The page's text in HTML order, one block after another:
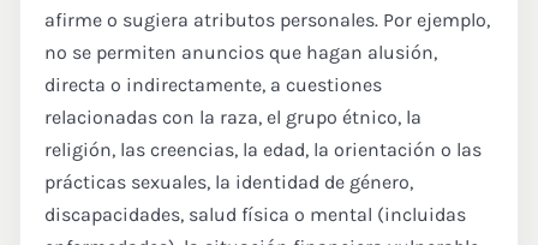
afirme o sugiera atributos personales. Por ejemplo,
no se permiten anuncios que hagan alusión,
directa o indirectamente, a cuestiones
relacionadas con la raza, el grupo étnico, la
religión, las creencias, la edad, la orientación o las
prácticas sexuales, la identidad de género,
discapacidades, salud física o mental (incluidas